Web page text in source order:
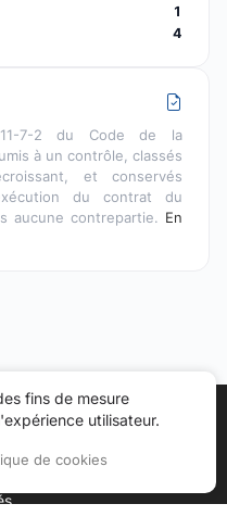
1
4
7-2 du Code de la
à un contrôle, classés
et conservés
du contrat du
aucune contrepartie. En
CGU
Cookies
fins de mesure
utilisateur.
de cookies